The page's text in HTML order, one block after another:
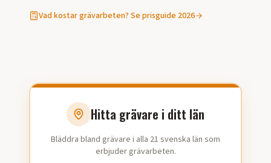
Vad kostargrävarbeten? Se prisguide 2026
Hitta grävare i ditt län
Bläddra bland grävare i alla 21 svenska län som
erbjuder grävarbeten.